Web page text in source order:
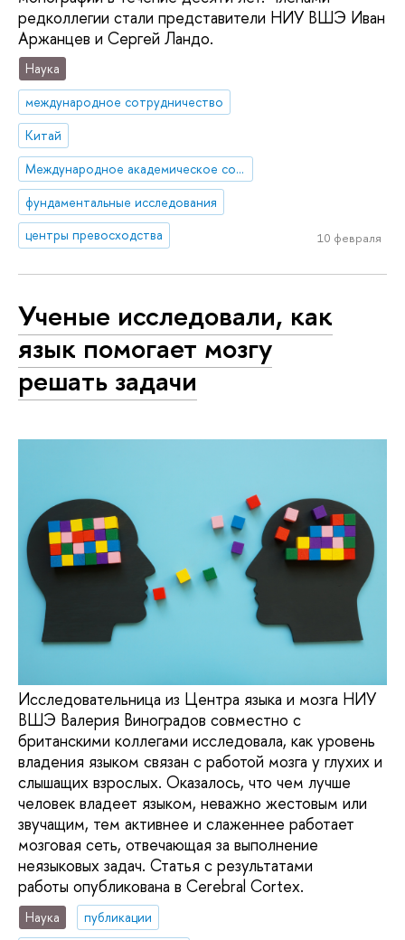
редколлегии стали представители НИУ ВШЭ Иван
Аржанцев и Сергей Ландо.
Наука
международное сотрудничество
Китай
Международное академическое сотрудничество
фундаментальные исследования
центры превосходства
10 февраля
Ученые исследовали, как
язык помогает мозгу
решать задачи
Исследовательница из Центра языка и мозга НИУ
ВШЭ Валерия Виноградов совместно с
британскими коллегами исследовала, как уровень
владения языком связан с работой мозга у глухих и
слышащих взрослых. Оказалось, что чем лучше
человек владеет языком, неважно жестовым или
звучащим, тем активнее и слаженнее работает
мозговая сеть, отвечающая за выполнение
неязыковых задач. Статья с результатами
работы опубликована в Cerebral Cortex.
Наука
публикации